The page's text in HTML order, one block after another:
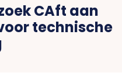
CAft aan
technische